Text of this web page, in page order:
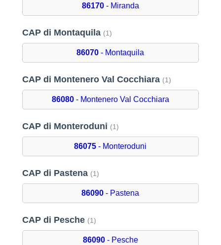
86170- Miranda
CAP di Montaquila (1)
86070 - Montaquila
CAP di Montenero Val Cocchiara (1)
86080- Montenero Val Cocchiara
CAP di Monteroduni (1)
86075 - Monteroduni
CAP di Pastena (1)
86090 - Pastena
CAP di Pesche (1)
86090- Pesche